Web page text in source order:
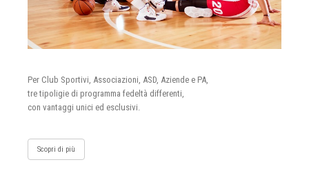
Per Club Sportivi, Associazioni, ASD, Aziende e PA,
tre tipoligie di programma fedeltà differenti,
con vantaggi unici ed esclusivi.
Scopri di più